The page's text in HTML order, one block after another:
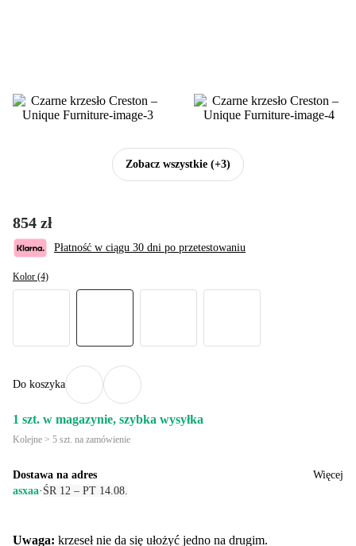
Zobacz wszystkie (+3)
854 zł
Płatność w ciągu 30 dni po przetestowaniu
Kolor (4)
Do koszyka
1 szt. w magazynie, szybka wysyłka
Kolejne > 5 szt. na zamówienie
Dostawa na adres
asxaa· ŚR 12 – PT 14.08.
Więcej
Uwaga: krzeseł nie da się ułożyć jedno na drugim.